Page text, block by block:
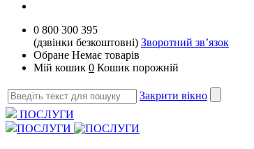
0 800 300 395
(дзвінки безкоштовні) Зворотний зв’язок
Обране Немає товарів
Мій кошик 0 Кошик порожній
Закрити вікно
ПОСЛУГИ
ПОСЛУГИ